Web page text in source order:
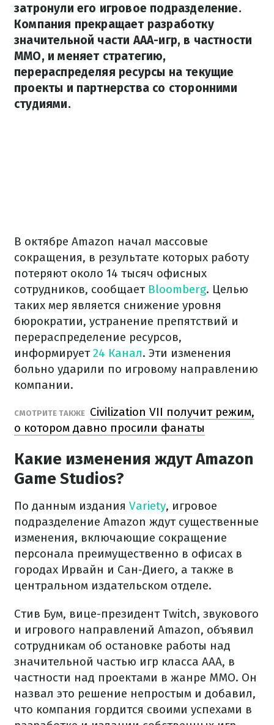
затронули его игровое подразделение.
Компания прекращает разработку
значительной части ААА-игр, в частности
ММО, и меняет стратегию,
перераспределяя ресурсы на текущие
проекты и партнерства со сторонними
студиями.
В октябре Amazon начал массовые
сокращения, в результате которых работу
потеряют около 14 тысяч офисных
сотрудников, сообщает Bloomberg. Целью
таких мер является снижение уровня
бюрократии, устранение препятствий и
перераспределение ресурсов,
информирует24 Канал. Эти изменения
больно ударили по игровому направлению
компании.
СМОТРИТЕ ТАКЖЕ Civilization VII получит режим,
о котором давно просили фанаты
Какие изменения ждут Amazon
Game Studios?
По данным издания Variety, игровое
подразделение Amazon ждут существенные
изменения, включающие сокращение
персонала преимущественно в офисах в
городах Ирвайн и Сан-Диего, а также в
центральном издательском отделе.
Стив Бум, вице-президент Twitch, звукового
и игрового направлений Amazon, объявил
сотрудникам об остановке работы над
значительной частью игр класса ААА, в
частности над проектами в жанре MMO. Он
назвал это решение непростым и добавил,
что компания гордится своими успехами в